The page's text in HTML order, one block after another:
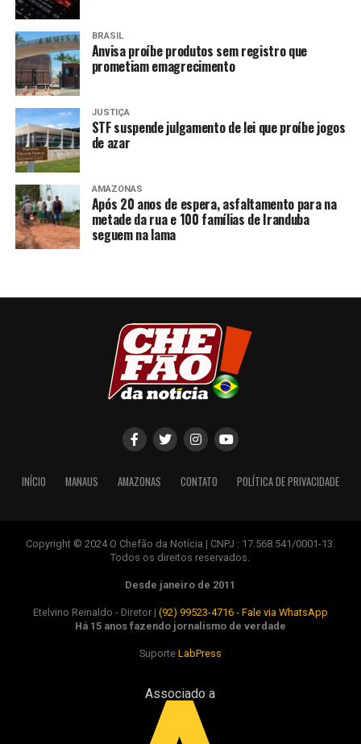
BRASIL
Anvisa proíbe produtos sem registro que
prometiam emagrecimento
JUSTIÇA
STF suspende julgamento de lei que proíbe jogos
de azar
AMAZONAS
Após 20 anos de espera, asfaltamento para na
metade da rua e 100 famílias de Iranduba
seguem na lama
INÍCIO MANAUS AMAZONAS CONTATO POLÍTICA DE PRIVACIDADE
Copyright © 2024 O Chefão da Notícia | CNPJ : 17.568.541/0001-13.
Todos os direitos reservados.
Desde janeiro de 2011
Etelvino Reinaldo - Diretor | (92) 99523-4716 - Fale via WhatsApp
Há 15 anos fazendo jornalismo de verdade
Suporte LabPress
Associado a